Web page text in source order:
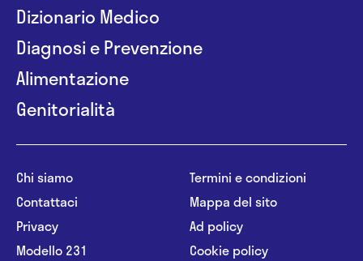
Dizionario Medico
Diagnosi e Prevenzione
Alimentazione
Genitorialità
Chi siamo
Contattaci
Privacy
Modello 231
Termini e condizioni
Mappa del sito
Ad policy
Cookie policy